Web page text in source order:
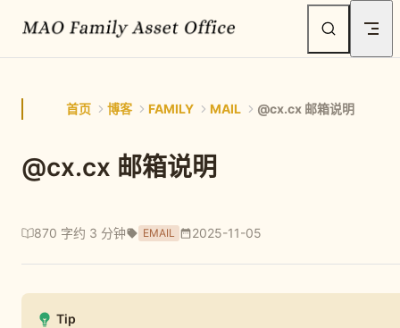
Skip to content
首页 博客 FAMILY MAIL @cx.cx 邮箱说明
@cx.cx 邮箱说明
870 字约 3 分钟 EMAIL 2025-11-05
Tip